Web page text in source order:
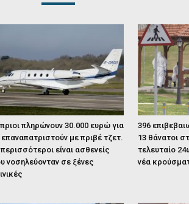
πληρώνουν 30.000 ευρώ για
με πριβέ τζετ.
περισσότεροι είναι ασθενείς
νοσηλεύονταν σε ξένες
396
13 θάνατοι
τελευταίο
νέα